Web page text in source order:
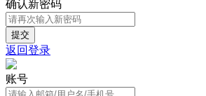
确认新密码
返回登录
账号